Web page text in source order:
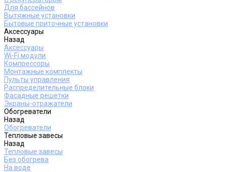
Для бассейнов
Вытяжные установки
Бытовые приточные установки
Аксессуары
Назад
Аксессуары
Wi-Fi модули
Компрессоры
Монтажные комплекты
Пульты управления
Распределительные блоки
Фасадные решетки
Экраны-отражатели
Обогреватели
Назад
Обогреватели
Тепловые завесы
Назад
Тепловые завесы
Без обогрева
На воде